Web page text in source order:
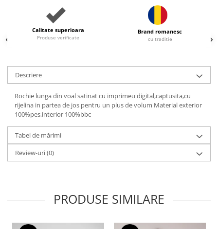
Calitate superioara
Produse verificate
Brand romanesc
cu traditie
Descriere
Rochie lunga din voal satinat cu imprimeu digital,captusita,cu
rijelina in partea de jos pentru un plus de volum Material exterior
100%pes,interior 100%bbc
Tabel de mărimi
Review-uri(0)
PRODUSE SIMILARE